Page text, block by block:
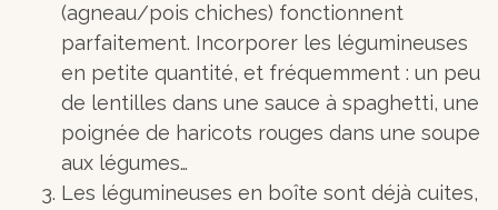
(agneau/pois chiches) fonctionnent
parfaitement. Incorporer les légumineuses
en petite quantité, et fréquemment : un peu
de lentilles dans une sauce à spaghetti, une
poignée de haricots rouges dans une soupe
aux légumes…
Les légumineuses en boîte sont déjà cuites,